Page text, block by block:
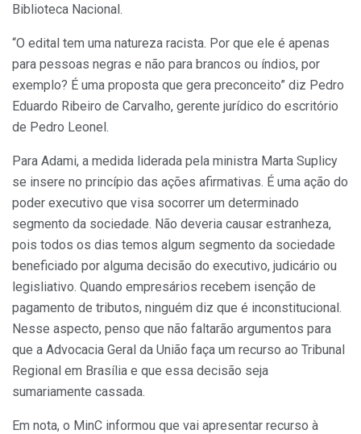
Biblioteca Nacional.
“O edital tem uma natureza racista. Por que ele é apenas
para pessoas negras e não para brancos ou índios, por
exemplo? É uma proposta que gera preconceito” diz Pedro
Eduardo Ribeiro de Carvalho, gerente jurídico do escritório
de Pedro Leonel.
Para Adami, a medida liderada pela ministra Marta Suplicy
se insere no princípio das ações afirmativas. É uma ação do
poder executivo que visa socorrer um determinado
segmento da sociedade. Não deveria causar estranheza,
pois todos os dias temos algum segmento da sociedade
beneficiado por alguma decisão do executivo, judicário ou
legisliativo. Quando empresários recebem isenção de
pagamento de tributos, ninguém diz que é inconstitucional.
Nesse aspecto, penso que não faltarão argumentos para
que a Advocacia Geral da União faça um recurso ao Tribunal
Regional em Brasília e que essa decisão seja
sumariamente cassada.
Em nota, o MinC informou que vai apresentar recurso à